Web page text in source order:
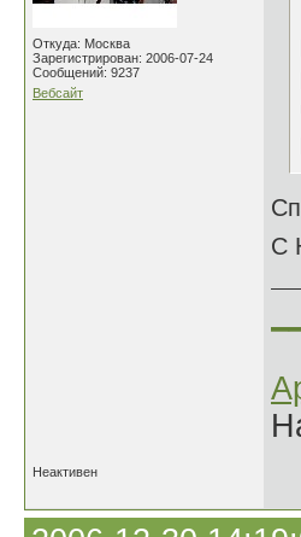
Откуда: Москва
Зарегистрирован: 2006-07-24
Сообщений: 9237
Вебсайт
С
Неактивен